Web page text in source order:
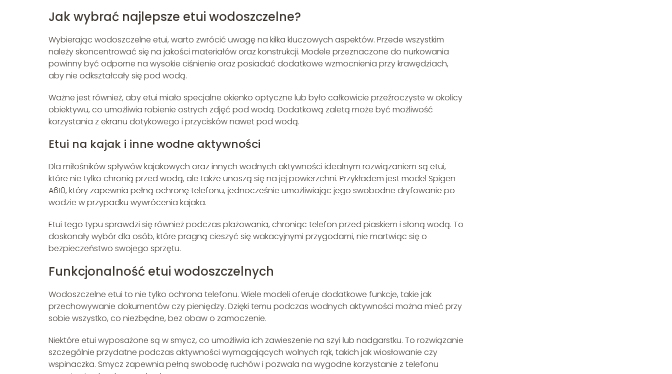
Jak wybrać najlepsze etui wodoszczelne?
Wybierając wodoszczelne etui, warto zwrócić uwagę na kilka kluczowych aspektów. Przede wszystkim
należy skoncentrować się na jakości materiałów oraz konstrukcji. Modele przeznaczone do nurkowania
powinny być odporne na wysokie ciśnienie oraz posiadać dodatkowe wzmocnienia przy krawędziach,
aby nie odkształcały się pod wodą.
Ważne jest również, aby etui miało specjalne okienko optyczne lub było całkowicie przeźroczyste w okolicy
obiektywu, co umożliwia robienie ostrych zdjęć pod wodą. Dodatkową zaletą może być możliwość
korzystania z ekranu dotykowego i przycisków nawet pod wodą.
Etui na kajak i inne wodne aktywności
Dla miłośników spływów kajakowych oraz innych wodnych aktywności idealnym rozwiązaniem są etui,
które nie tylko chronią przed wodą, ale także unoszą się na jej powierzchni. Przykładem jest model Spigen
A610, który zapewnia pełną ochronę telefonu, jednocześnie umożliwiając jego swobodne dryfowanie po
wodzie w przypadku wywrócenia kajaka.
Etui tego typu sprawdzi się również podczas plażowania, chroniąc telefon przed piaskiem i słoną wodą. To
doskonały wybór dla osób, które pragną cieszyć się wakacyjnymi przygodami, nie martwiąc się o
bezpieczeństwo swojego sprzętu.
Funkcjonalność etui wodoszczelnych
Wodoszczelne etui to nie tylko ochrona telefonu. Wiele modeli oferuje dodatkowe funkcje, takie jak
przechowywanie dokumentów czy pieniędzy. Dzięki temu podczas wodnych aktywności można mieć przy
sobie wszystko, co niezbędne, bez obaw o zamoczenie.
Niektóre etui wyposażone są w smycz, co umożliwia ich zawieszenie na szyi lub nadgarstku. To rozwiązanie
szczególnie przydatne podczas aktywności wymagających wolnych rąk, takich jak wiosłowanie czy
wspinaczka. Smycz zapewnia pełną swobodę ruchów i pozwala na wygodne korzystanie z telefonu